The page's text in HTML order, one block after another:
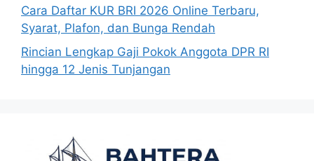
Cara Daftar KUR BRI 2026 Online Terbaru,
Syarat, Plafon, dan Bunga Rendah
Rincian Lengkap Gaji Pokok Anggota DPR RI
hingga 12 Jenis Tunjangan